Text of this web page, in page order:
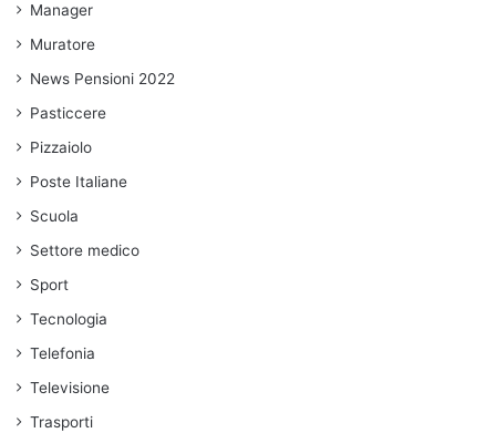
Manager
Muratore
News Pensioni 2022
Pasticcere
Pizzaiolo
Poste Italiane
Scuola
Settore medico
Sport
Tecnologia
Telefonia
Televisione
Trasporti